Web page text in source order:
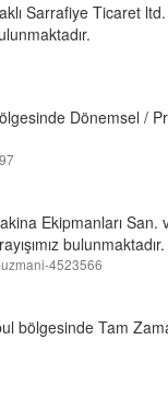
Sarrafiye Ticaret
Dönemsel /
Ekipmanları San.
bulunmaktadır.
4523566
bölgesinde Tam